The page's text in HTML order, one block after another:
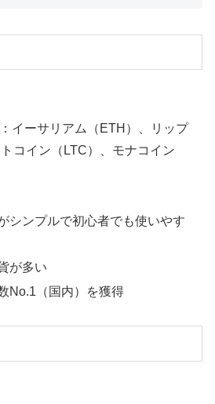
：イーサリアム（ETH）、リップ
コイン（LTC）、モナコイン
シンプルで初心者でも使いやす
が多い
No.1（国内）を獲得